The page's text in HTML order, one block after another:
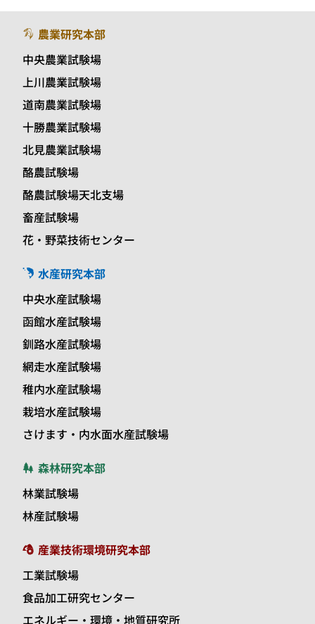
農業研究本部
中央農業試験場
上川農業試験場
道南農業試験場
十勝農業試験場
北見農業試験場
酪農試験場
酪農試験場天北支場
畜産試験場
花・野菜技術センター
水産研究本部
中央水産試験場
函館水産試験場
釧路水産試験場
網走水産試験場
稚内水産試験場
栽培水産試験場
さけます・内水面水産試験場
森林研究本部
林業試験場
林産試験場
産業技術環境研究本部
工業試験場
食品加工研究センター
エネルギー・環境・地質研究所